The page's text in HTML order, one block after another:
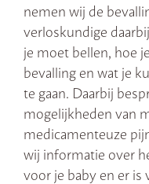
nemen wij de
verloskundige
je moet bellen, hoe
bevalling en wat je
te gaan. Daarbij
mogelijkheden van
medicamenteuze
wij informatie over
voor je baby en er is